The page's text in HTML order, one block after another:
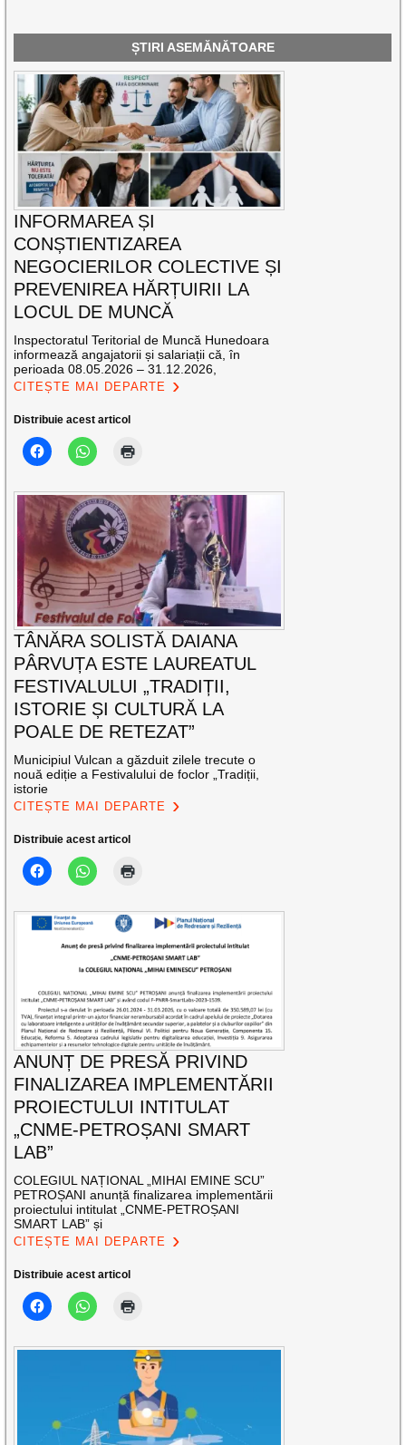
ȘTIRI ASEMĂNĂTOARE
INFORMAREA ȘI
CONȘTIENTIZAREA
NEGOCIERILOR COLECTIVE ȘI
PREVENIREA HĂRȚUIRII LA
LOCUL DE MUNCĂ
Inspectoratul Teritorial de Muncă Hunedoara
informează angajatorii și salariații că, în
perioada 08.05.2026 – 31.12.2026,
CITEȘTE MAI DEPARTE
Distribuie acest articol
TÂNĂRA SOLISTĂ DAIANA
PÂRVUȚA ESTE LAUREATUL
FESTIVALULUI „TRADIȚII,
ISTORIE ȘI CULTURĂ LA
POALE DE RETEZAT”
Municipiul Vulcan a găzduit zilele trecute o
nouă ediție a Festivalului de foclor „Tradiții,
istorie
CITEȘTE MAI DEPARTE
Distribuie acest articol
ANUNȚ DE PRESĂ PRIVIND
FINALIZAREA IMPLEMENTĂRII
PROIECTULUI INTITULAT
„CNME-PETROȘANI SMART
LAB”
COLEGIUL NAȚIONAL „MIHAI EMINE SCU”
PETROȘANI anunță finalizarea implementării
proiectului intitulat „CNME-PETROȘANI
SMART LAB” și
CITEȘTE MAI DEPARTE
Distribuie acest articol